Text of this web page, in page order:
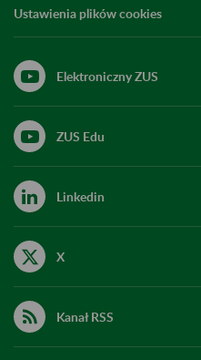
Ustawienia plików cookies
Elektroniczny ZUS
ZUS Edu
Linkedin
X
Kanał RSS